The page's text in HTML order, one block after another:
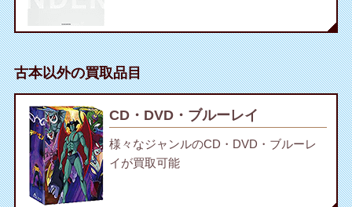
古本以外の買取品目
CD・DVD・ブルーレイ
様々なジャンルのCD・DVD・ブルーレ
イが買取可能